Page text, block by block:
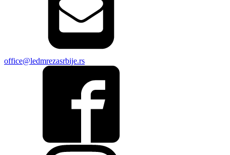
office@ledmrezasrbije.rs